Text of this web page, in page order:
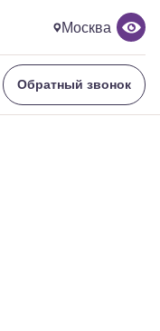
Москва
Обратный звонок